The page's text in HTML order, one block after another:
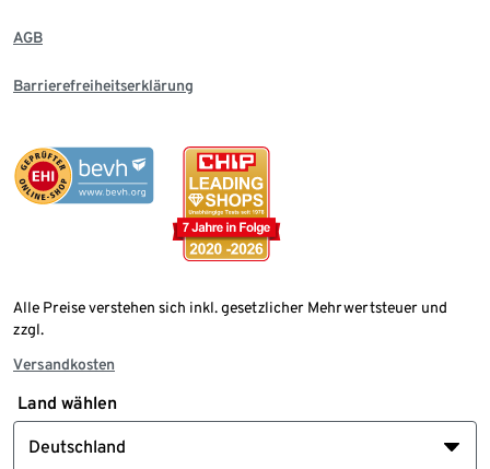
AGB
Barrierefreiheitserklärung
Alle Preise verstehen sich inkl. gesetzlicher Mehrwertsteuer und
zzgl.
Versandkosten
Land wählen
Deutschland